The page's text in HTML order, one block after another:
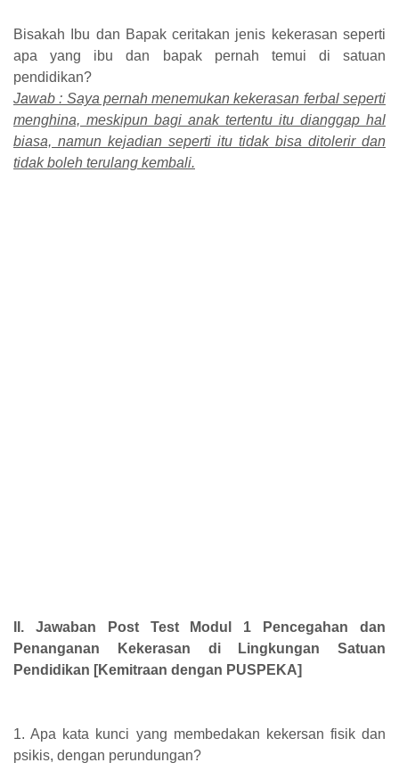
Bisakah Ibu dan Bapak ceritakan jenis kekerasan seperti
apa yang ibu dan bapak pernah temui di satuan
pendidikan?
Jawab : Saya pernah menemukan kekerasan ferbal seperti
menghina, meskipun bagi anak tertentu itu dianggap hal
biasa, namun kejadian seperti itu tidak bisa ditolerir dan
tidak boleh terulang kembali.
II. Jawaban Post Test Modul 1 Pencegahan dan
Penanganan Kekerasan di Lingkungan Satuan
Pendidikan [Kemitraan dengan PUSPEKA]
1. Apa kata kunci yang membedakan kekersan fisik dan
psikis, dengan perundungan?